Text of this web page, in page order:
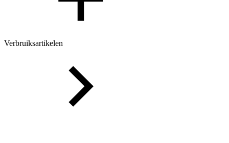
Verbruiksartikelen